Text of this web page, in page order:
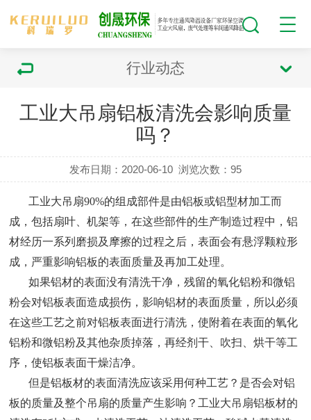
行业动态
工业大吊扇铝板清洗会影响质量
吗？
发布日期：2020-06-10 浏览次数：95
工业大吊扇90%的组成部件是由铝板或铝型材加工而
成，包括扇叶、机架等，在这些部件的生产制造过程中，铝
材经历一系列磨损及摩擦的过程之后，表面会有悬浮颗粒形
成，严重影响铝板的表面质量及再加工处理。
如果铝材的表面没有清洗干净，残留的氧化铝粉和微铝
粉会对铝板表面造成损伤，影响铝材的表面质量，所以必须
在这些工艺之前对铝板表面进行清洗，使附着在表面的氧化
铝粉和微铝粉及其他杂质掉落，再经剂干、吹扫、烘干等工
序，使铝板表面干燥洁净。
但是铝板材的表面清洗应该采用何种工艺？是否会对铝
板的质量及整个吊扇的质量产生影响？工业大吊扇铝板材的